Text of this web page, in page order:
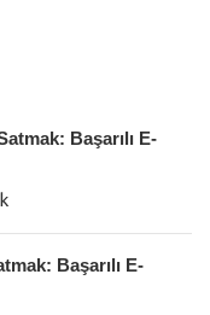
Başarılı E-
Başarılı E-